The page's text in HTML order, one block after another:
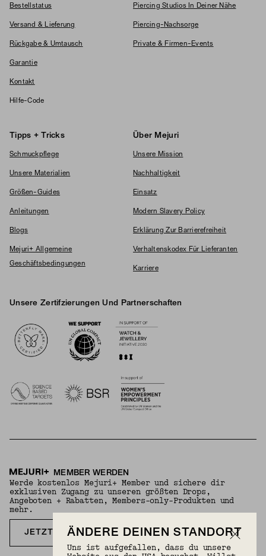
Bestellstatus
Versand & Lieferung
Rückgabe & Umtausch
Garantie
Kontakt
Hilfe-Code
Piercing Studios In Deiner Nähe
Piercing-Nachsorge
Private & Firmen-Events
Tipps + Tricks
Schmuckpflege
Unsere Materialien
Größen-Guides
Anleitungen
Blogs
Mejuri+ Allgemeine
Geschäftsbedingungen
Über Mejuri
Unsere Mission
Nachhaltigkeit
Einsatz
Modern Slavery Policy
Erklärung Zur Barrierefreiheit
Verhaltenskodex Für Lieferanten
Karriere
Unsere Zertifzierungen Und Partnerschaften
MEMBER WERDEN
Werde kostenlos Mejuri+ Member und sichere dir
exklusiven Zugang zu unseren größten Drops,
Angeboten + Rabatten, Members-only-Produkten und
mehr.
JETZT KOSTENLOS ANMELDEN
ÄNDERE DEINEN STANDORT
Uns ist aufgefallen, dass du unsere